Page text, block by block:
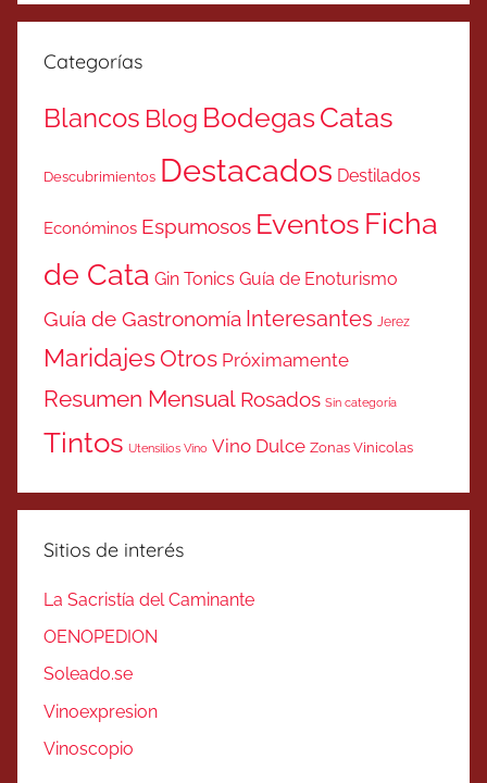
Categorías
Blancos Blog BodegasCatas
Descubrimientos Destacados Destilados
Económinos Espumosos Eventos Ficha
de Cata Gin Tonics Guía de Enoturismo
Guía de Gastronomía Interesantes Jerez
MaridajesOtros Próximamente
Resumen Mensual Rosados Sin categoría
Tintos Utensilios Vino Vino Dulce Zonas Vinicolas
Sitios de interés
La Sacristía del Caminante
OENOPEDION
Soleado.se
Vinoexpresion
Vinoscopio